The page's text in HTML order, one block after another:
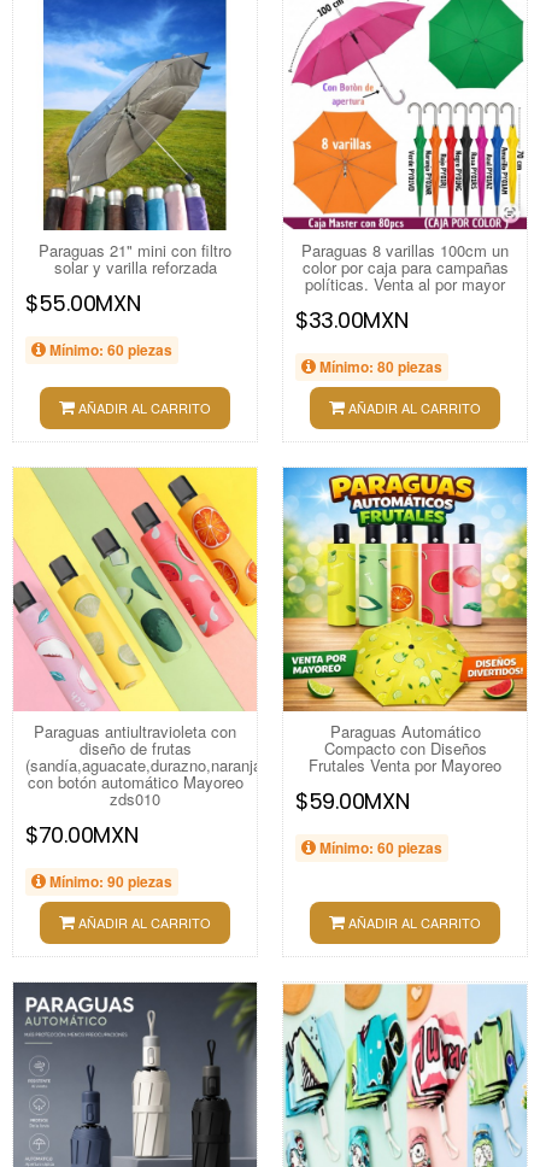
Paraguas 21" mini con filtro
solar y varilla reforzada
$55.00MXN
Mínimo: 60 piezas
AÑADIR AL CARRITO
Paraguas 8 varillas 100cm un
color por caja para campañas
políticas. Venta al por mayor
$33.00MXN
Mínimo: 80 piezas
AÑADIR AL CARRITO
Paraguas antiultravioleta con
diseño de frutas
(sandía,aguacate,durazno,naranja)
con botón automático Mayoreo
zds010
$70.00MXN
Mínimo: 90 piezas
AÑADIR AL CARRITO
Paraguas Automático
Compacto con Diseños
Frutales Venta por Mayoreo
$59.00MXN
Mínimo: 60 piezas
AÑADIR AL CARRITO